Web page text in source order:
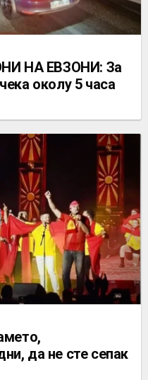
НА ЕВЗОНИ: За
околу 5 часа
да не сте сепак